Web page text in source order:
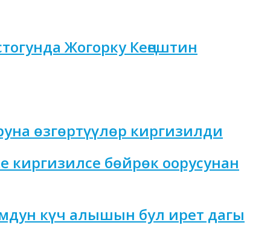
Жогорку Кеңештин
өзгөртүүлөр киргизилди
киргизилсе бөйрөк оорусунан
күч алышын бул ирет дагы